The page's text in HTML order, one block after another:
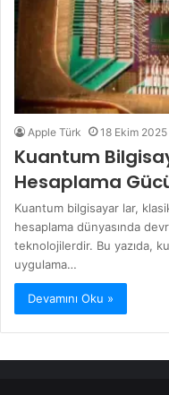
Apple Türk 18 Ekim 2025
Kuantum
Hesaplama
Kuantum bilgisayar lar,
hesaplama dünyasında
teknolojilerdir. Bu yazıda,
uygulama…
Devamını Oku »